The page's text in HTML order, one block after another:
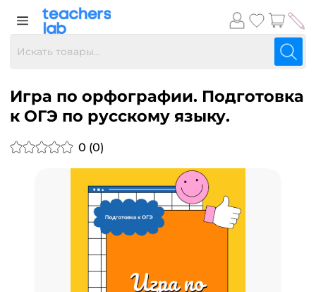
Игра по орфографии. Подготовка
к ОГЭ по русскому языку.
0 (0)